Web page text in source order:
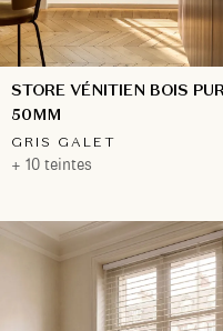
STORE VÉNITIEN BOIS
50MM
GRIS GALET
+ 10 teintes